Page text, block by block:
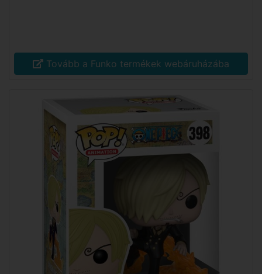
Tovább a Funko termékek webáruházába